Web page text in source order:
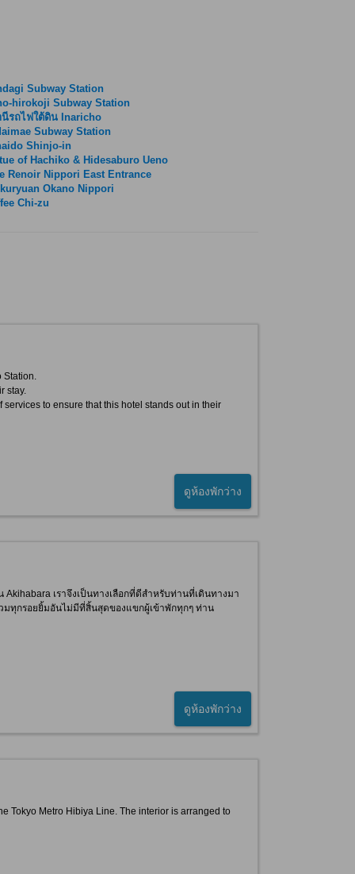
Subway Station
hirokoji Subway Station
นีรถไฟใต้ดิน Inaricho
Subway Station
Shinjo-in
of Hachiko & Hidesaburo Ueno
Renoir Nippori East Entrance
Okano Nippori
Chi-zu
Station.
stay.
to ensure that this hotel stands out in their
ดูห้องพักว่าง
เราจึงเป็นทางเลือกที่ดีสำหรับท่านที่เดินทางมา
มทุกรอยยิ้มอันไม่มีที่สิ้นสุดของแขกผู้เข้าพักทุกๆ ท่าน
ดูห้องพักว่าง
Tokyo Metro Hibiya Line. The interior is arranged to